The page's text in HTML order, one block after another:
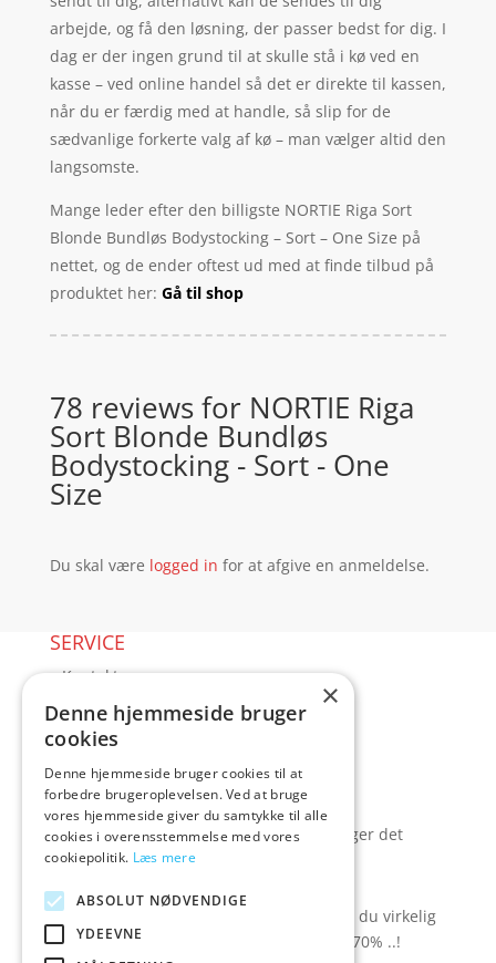
arbejde, og få den løsning, der passer bedst for dig. I
dag er der ingen grund til at skulle stå i kø ved en
kasse – ved online handel så det er direkte til kassen,
når du er færdig med at handle, så slip for de
sædvanlige forkerte valg af kø – man vælger altid den
langsomste.
Mange leder efter den billigste NORTIE Riga Sort
Blonde Bundløs Bodystocking – Sort – One Size på
nettet, og de ender oftest ud med at finde tilbud på
produktet her: Gå til shop
78 reviews for NORTIE Riga
Sort Blonde Bundløs
Bodystocking - Sort - One
Size
Du skal være logged in for at afgive en anmeldelse.
SERVICE
▸ Kontakt
▸ Kundeservice
▸ Sex guides
▸ Leveringsmuligheder
▸ Returnering
Blog
Pris, kvalitet & sexlegetøj – hvordan hænger det
sammen?
Se hvad der ligger i rodekassen - her kan du virkelig
gøre et kup. Der er besparelser på op til 70% ..!
×
Denne hjemmeside bruger
cookies
Denne hjemmeside bruger cookies til at
forbedre brugeroplevelsen. Ved at bruge
vores hjemmeside giver du samtykke til alle
cookies i overensstemmelse med vores
cookiepolitik. Læs mere
ABSOLUT NØDVENDIGE
YDEEVNE